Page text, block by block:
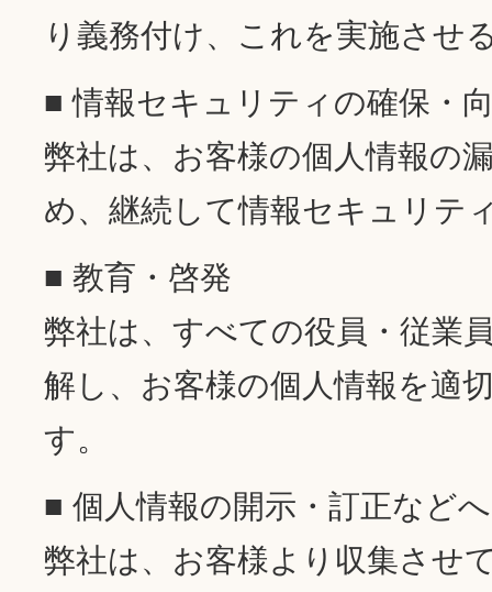
り義務付け、これを実施させ
■ 情報セキュリティの確保・
弊社は、お客様の個人情報の
め、継続して情報セキュリテ
■ 教育・啓発
弊社は、すべての役員・従業
解し、お客様の個人情報を適
す。
■ 個人情報の開示・訂正など
弊社は、お客様より収集させ